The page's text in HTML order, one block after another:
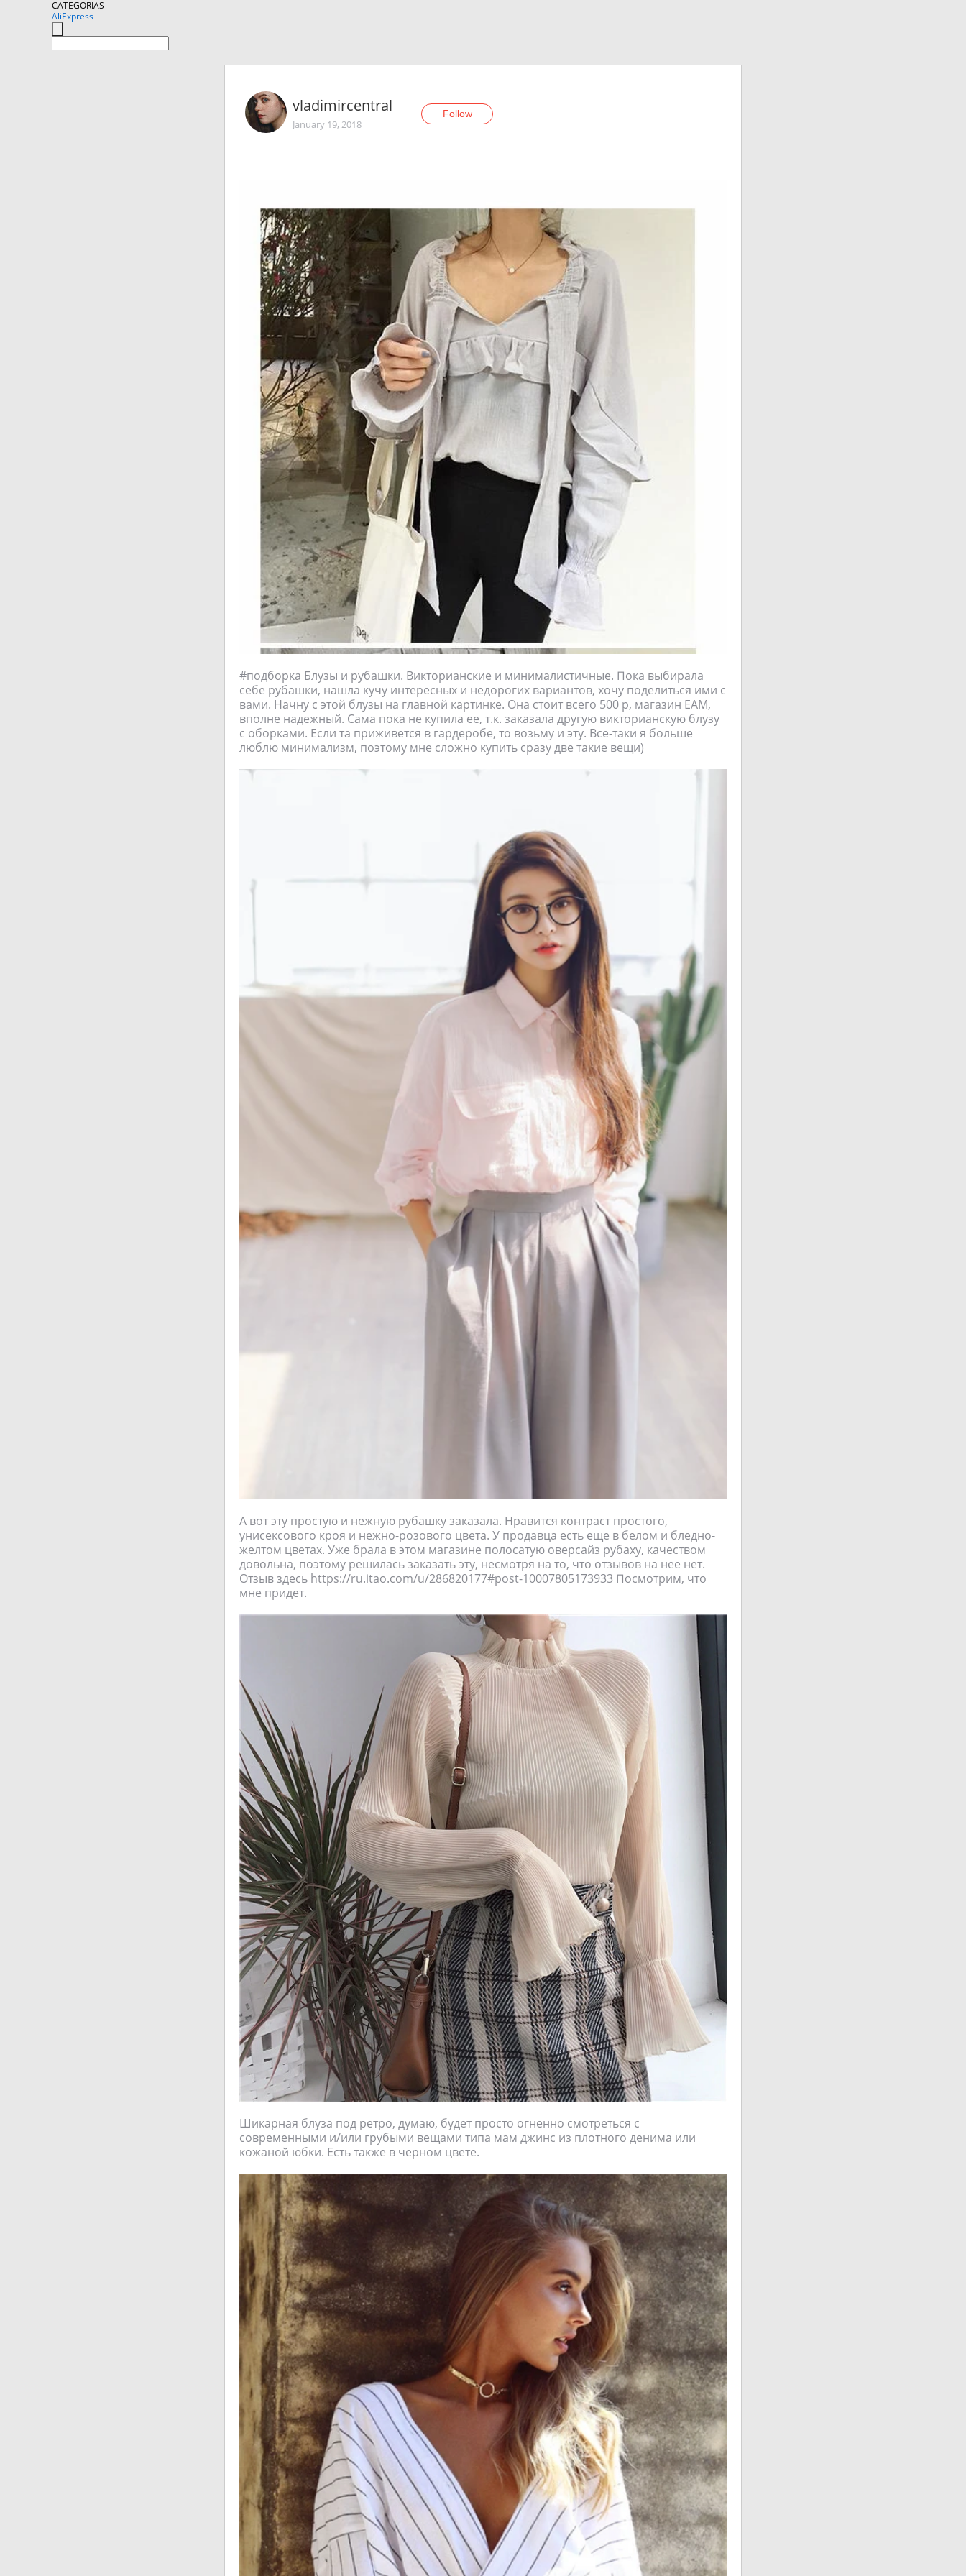
CATEGORIAS
AliExpress
vladimircentral
January 19, 2018
Follow
#подборка Блузы и рубашки. Викторианские и минималистичные. Пока выбирала
себе рубашки, нашла кучу интересных и недорогих вариантов, хочу поделиться ими с
вами. Начну с этой блузы на главной картинке. Она стоит всего 500 р, магазин EAM,
вполне надежный. Сама пока не купила ее, т.к. заказала другую викторианскую блузу
с оборками. Если та приживется в гардеробе, то возьму и эту. Все-таки я больше
люблю минимализм, поэтому мне сложно купить сразу две такие вещи)
А вот эту простую и нежную рубашку заказала. Нравится контраст простого,
унисексового кроя и нежно-розового цвета. У продавца есть еще в белом и бледно-
желтом цветах. Уже брала в этом магазине полосатую оверсайз рубаху, качеством
довольна, поэтому решилась заказать эту, несмотря на то, что отзывов на нее нет.
Отзыв здесь https://ru.itao.com/u/286820177#post-10007805173933 Посмотрим, что
мне придет.
Шикарная блуза под ретро, думаю, будет просто огненно смотреться с
современными и/или грубыми вещами типа мам джинс из плотного денима или
кожаной юбки. Есть также в черном цвете.